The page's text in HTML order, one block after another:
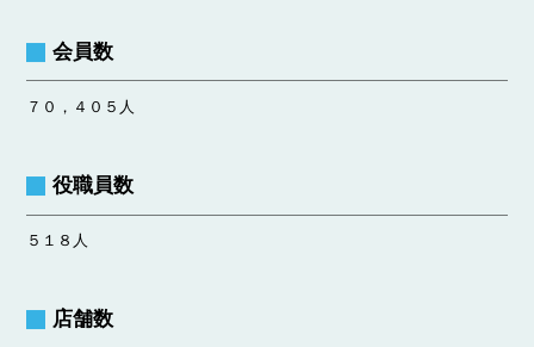
会員数
７０，４０５人
役職員数
５１８人
店舗数